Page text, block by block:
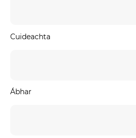
Cuideachta
Ábhar